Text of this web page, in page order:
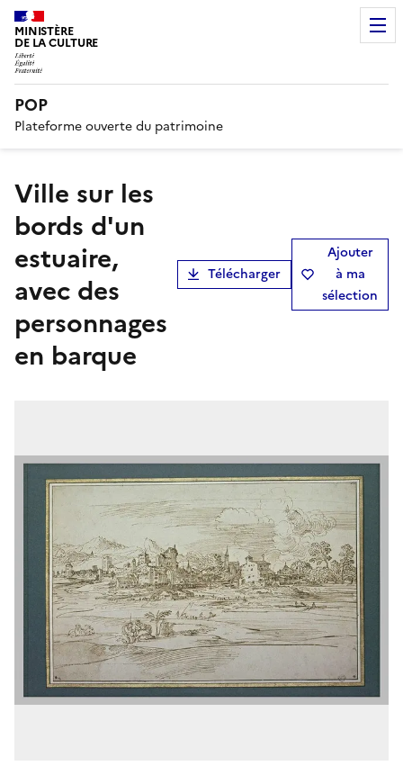
MINISTÈRE
DE LA CULTURE
POP
Plateforme ouverte du patrimoine
Ville sur les
bords d'un
estuaire,
avec des
personnages
en barque
Télécharger
Ajouter
à ma
sélection